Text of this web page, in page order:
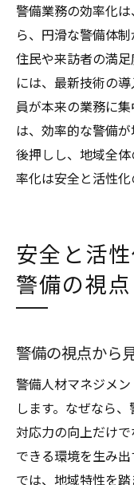
警備業務の効率化
ら、円滑な警備体
住民や来訪者の満
には、最新技術の
員が本来の業務に
は、効率的な警備
後押しし、地域全
率化は安全と活性化
安全と活
警備の視点
警備の視点から
警備人材マネジメ
します。なぜなら
対応力の向上だけ
できる環境を生み
では、地域特性を